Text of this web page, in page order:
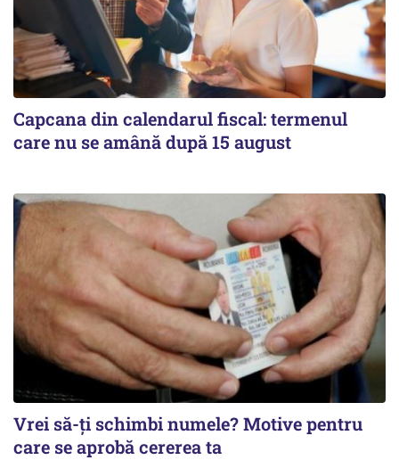
Capcana din calendarul fiscal: termenul
care nu se amână după 15 august
Vrei să-ți schimbi numele? Motive pentru
care se aprobă cererea ta